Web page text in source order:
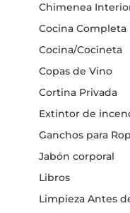
Chimenea
Cocina Completa
Cocina/Cocineta
Copas de Vino
Cortina Privada
Extintor de
Ganchos para
Jabón corporal
Libros
Limpieza Antes